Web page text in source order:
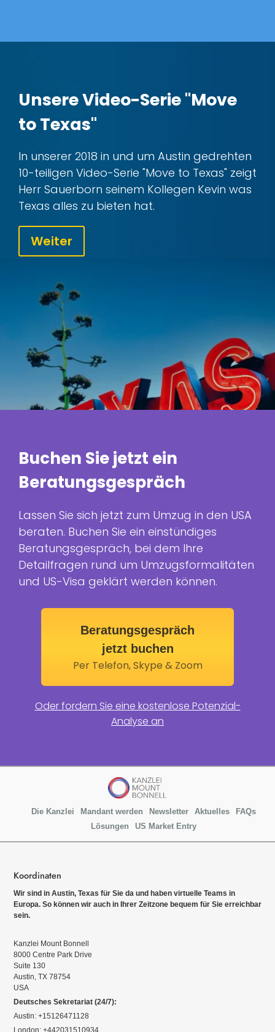
Unsere Video-Serie "Move
to Texas"
In unserer 2018 in und um Austin gedrehten
10-teiligen Video-Serie "Move to Texas" zeigt
Herr Sauerborn seinem Kollegen Kevin was
Texas alles zu bieten hat.
Weiter
Buchen Sie jetzt ein
Beratungsgespräch
Lassen Sie sich jetzt zum Umzug in den USA
beraten. Buchen Sie ein einstündiges
Beratungsgespräch, bei dem Ihre
Detailfragen rund um Umzugsformalitäten
und US-Visa geklärt werden können.
Beratungsgespräch
jetzt buchen
Per Telefon, Skype & Zoom
Oder fordern Sie eine kostenlose Potenzial-
Analyse an
Die Kanzlei Mandant werden Newsletter Aktuelles
FAQs
Lösungen
US Market Entry
Koordinaten
Wir sind in Austin, Texas für Sie da und haben virtuelle Teams in
Europa. So können wir auch in Ihrer Zeitzone bequem für Sie erreichbar
sein.
Kanzlei Mount Bonnell
8000 Centre Park Drive
Suite 130
Austin, TX 78754
USA
Deutsches Sekretariat (24/7):
Austin: +15126471128